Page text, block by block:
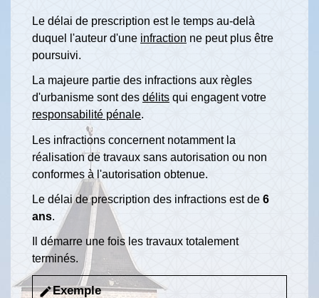
Le délai de prescription est le temps au-delà
duquel l'auteur d'une infraction ne peut plus être
poursuivi.
La majeure partie des infractions aux règles
d'urbanisme sont des délits qui engagent votre
responsabilité pénale.
Les infractions concernent notamment la
réalisation de travaux sans autorisation ou non
conformes à l'autorisation obtenue.
Le délai de prescription des infractions est de 6
ans.
Il démarre une fois les travaux totalement
terminés.
editExemple